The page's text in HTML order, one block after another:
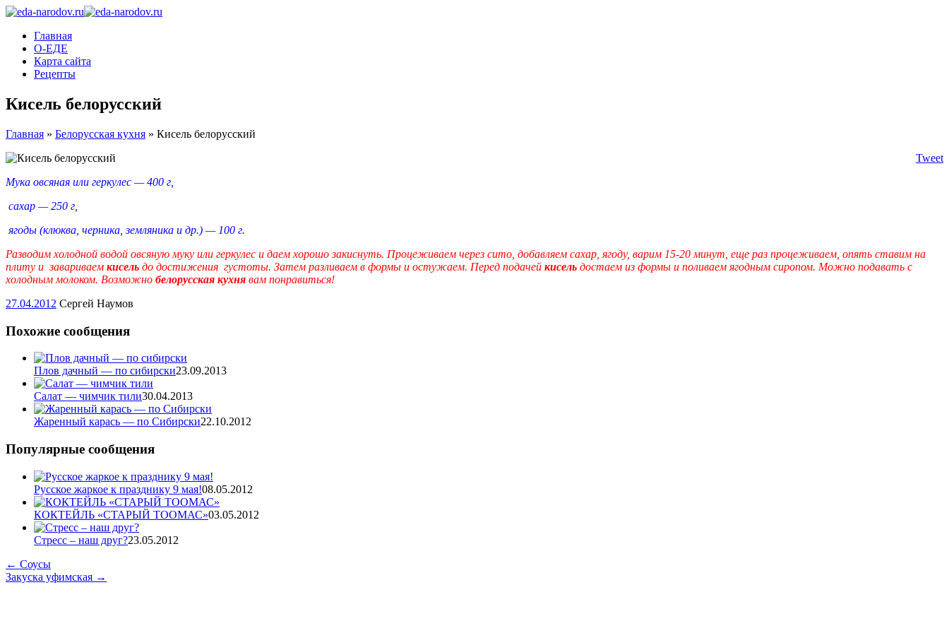
Главная
О-ЕДЕ
Карта сайта
Рецепты
Кисель белорусский
Главная » Белорусская кухня » Кисель белорусский
Tweet
Мука овсяная или геркулес — 400 г,
сахар — 250 г,
ягоды (клюква, черника, земляника и др.) — 100 г.
Разводим холодной водой овсяную муку или геркулес и даем хорошо закиснуть. Процеживаем через сито, добавляем сахар, ягоду, варим 15-20 минут, еще раз процеживаем, опять ставим на
плиту и завариваем кисель до достижения густоты. Затем разливаем в формы и остужаем. Перед подачей кисель достаем из формы и поливаем ягодным сиропом. Можно подавать с
холодным молоком. Возможно белорусская кухня вам понравиться!
27.04.2012 Сергей Наумов
Похожие сообщения
Плов дачный — по сибирски23.09.2013
Салат — чимчик тили30.04.2013
Жаренный карась — по Сибирски22.10.2012
Популярные сообщения
Русское жаркое к празднику 9 мая!08.05.2012
КОКТЕЙЛЬ «СТАРЫЙ ТООМАС»03.05.2012
Стресс – наш друг?23.05.2012
← Соусы
Закуска уфимская →